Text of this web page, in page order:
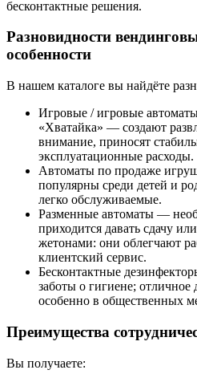
бесконтактные решения.
Разновидности
особенности
В нашем каталоге вы найдёте
Игровые / игровые
«Хватайка» — создают
внимание, приносят
эксплуатационные расходы.
Автоматы по продаже
популярны среди детей и
легко обслуживаемые.
Разменные автоматы —
приходится давать сдачу
жетонами: они облегчают
клиентский сервис.
Бесконтактные
заботы о гигиене; отличное
особенно в общественных
Преимущества
Вы получаете: